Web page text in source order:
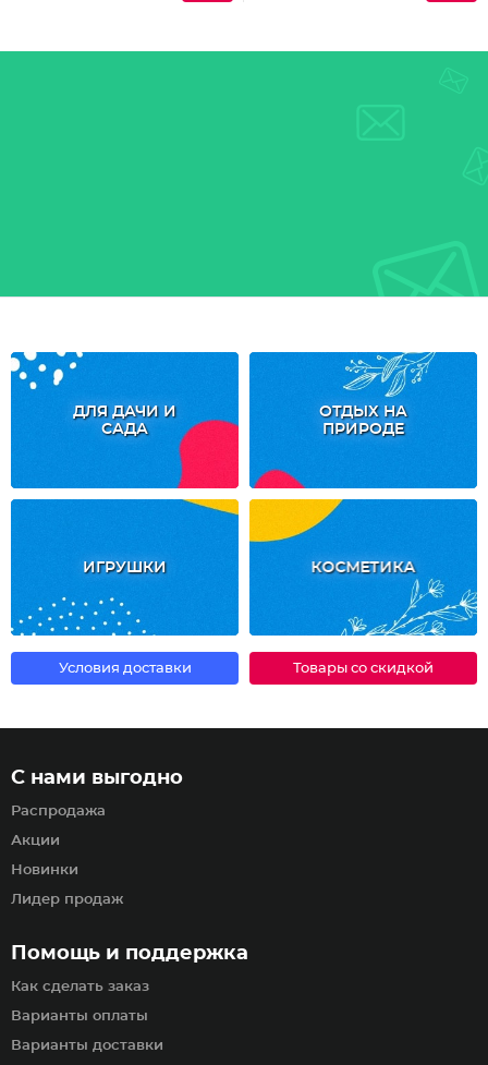
ДЛЯ ДАЧИ И
САДА
ОТДЫХ НА
ПРИРОДЕ
ИГРУШКИ КОСМЕТИКА
Условия доставки Товары со скидкой
Помощь и поддержка
Как сделать заказ
Варианты оплаты
Варианты доставки
С нами выгодно
Распродажа
Акции
Новинки
Лидер продаж